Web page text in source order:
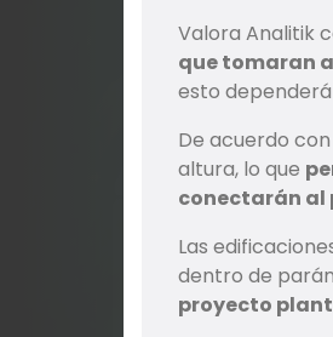
Valora Analitik
que tomaran
esto
De acuerdo
altura, lo que
conectarán al
Las
dentro de
proyecto